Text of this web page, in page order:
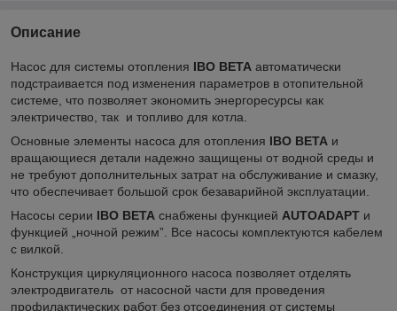
Описание
Насос для системы отопления IBO BETA автоматически
подстраивается под изменения параметров в отопительной
системе, что позволяет экономить энергоресурсы как
электричество, так и топливо для котла.
Основные элементы насоса для отопления IBO BETA и
вращающиеся детали надежно защищены от водной среды и
не требуют дополнительных затрат на обслуживание и смазку,
что обеспечивает большой срок безаварийной эксплуатации.
Насосы серии IBO BETA снабжены функцией AUTOADAPT и
функцией „ночной режим”. Все насосы комплектуются кабелем
с вилкой.
Конструкция циркуляционного насоса позволяет отделять
электродвигатель от насосной части для проведения
профилактических работ без отсоединения от системы